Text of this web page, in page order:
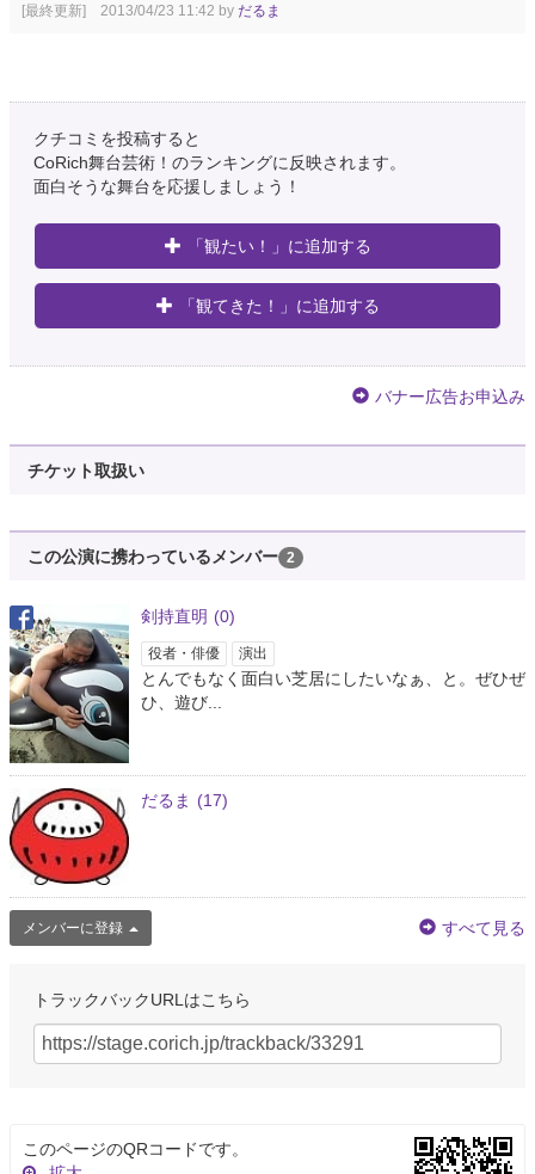
[最終更新] 2013/04/23 11:42 by だるま
クチコミを投稿すると
CoRich舞台芸術！のランキングに反映されます。
面白そうな舞台を応援しましょう！
「観たい！」に追加する
「観てきた！」に追加する
バナー広告お申込み
チケット取扱い
この公演に携わっているメンバー 2
剣持直明 (0)
役者・俳優 演出
とんでもなく面白い芝居にしたいなぁ、と。ぜひぜ
ひ、遊び...
だるま (17)
メンバーに登録 すべて見る
トラックバックURLはこちら
このページのQRコードです。